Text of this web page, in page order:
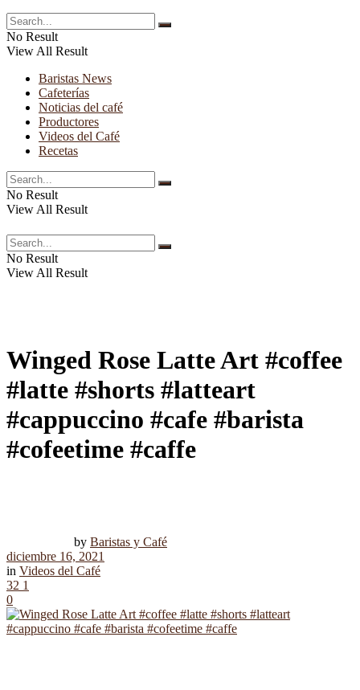
No Result
View All Result
Baristas News
Cafeterías
Noticias del café
Productores
Videos del Café
Recetas
No Result
View All Result
No Result
View All Result
Winged Rose Latte Art #coffee
#latte #shorts #latteart
#cappuccino #cafe #barista
#cofeetime #caffe
by Baristas y Café
diciembre 16, 2021
in Videos del Café
32 1
0